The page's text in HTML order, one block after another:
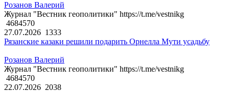
Розанов Валерий
Журнал "Вестник геополитики" https://t.me/vestnikg
4684570
27.07.2026 1333
Рязанские казаки решили подарить Орнелла Мути усадьбу
Розанов Валерий
Журнал "Вестник геополитики" https://t.me/vestnikg
4684570
22.07.2026 2038